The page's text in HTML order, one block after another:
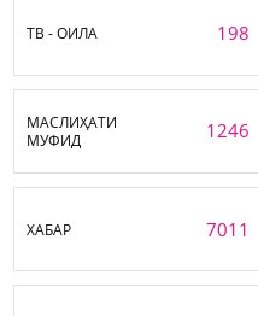
ТВ - ОИЛА 198
МАСЛИҲАТИ
МУФИД
1246
ХАБАР 7011